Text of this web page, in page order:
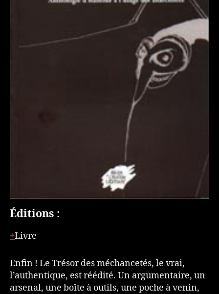
Éditions :
Livre
Enfin ! Le Trésor des méchancetés, le vrai,
l’authentique, est réédité. Un argumentaire, un
arsenal, une boîte à outils, une poche à venin,